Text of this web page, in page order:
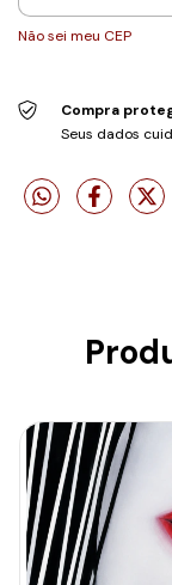
Não sei meu CEP
Compra
Seus dados